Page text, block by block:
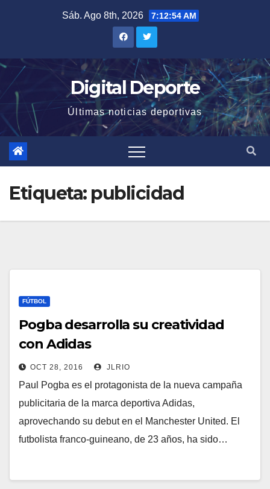
Sáb. Ago 8th, 2026 7:12:55 AM
Digital Deporte
Últimas noticias deportivas
Etiqueta: publicidad
FÚTBOL
Pogba desarrolla su creatividad
con Adidas
OCT 28, 2016 JLRIO
Paul Pogba es el protagonista de la nueva campaña
publicitaria de la marca deportiva Adidas,
aprovechando su debut en el Manchester United. El
futbolista franco-guineano, de 23 años, ha sido…